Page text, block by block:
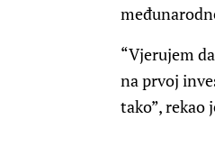
“Vjerujem
na prvoj
tako”, rekao